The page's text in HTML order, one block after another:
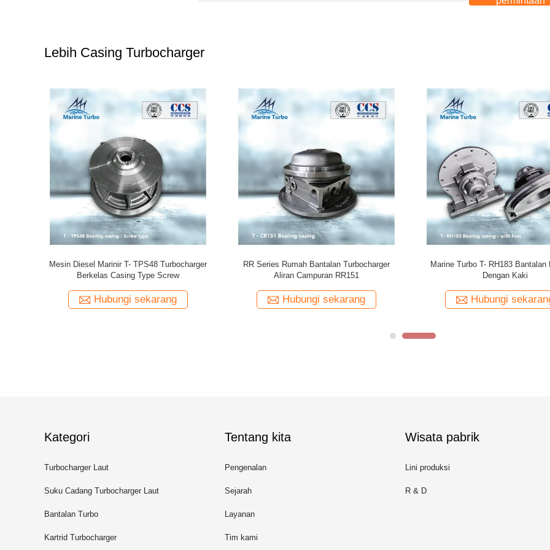
Lebih Casing Turbocharger
Pasar Pasang T- T-CR24/R Turbocharger
Radial Flow Casted Bearing Housing
Hubungi sekarang
Masukkan Turbocharger Casing Bertenaga
Diesel Untuk Marine
Hubungi sekarang
Perumahan Bantalan Turbo
Hubungi
Kategori
Turbocharger Laut
Suku Cadang Turbocharger Laut
Bantalan Turbo
Kartrid Turbocharger
Tentang kita
Pengenalan
Sejarah
Layanan
Tim kami
Wisata pabrik
Lini produksi
R & D